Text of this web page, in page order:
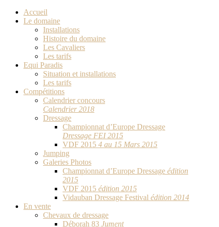
Accueil
Le domaine
Installations
Histoire du domaine
Les Cavaliers
Les tarifs
Equi Paradis
Situation et installations
Les tarifs
Compétitions
Calendrier concours
Calendrier 2018
Dressage
Championnat d’Europe Dressage
Dressage FEI 2015
VDF 2015 4 au 15 Mars 2015
Jumping
Galeries Photos
Championnat d’Europe Dressage édition
2015
VDF 2015 édition 2015
Vidauban Dressage Festival édition 2014
En vente
Chevaux de dressage
Déborah 83 Jument